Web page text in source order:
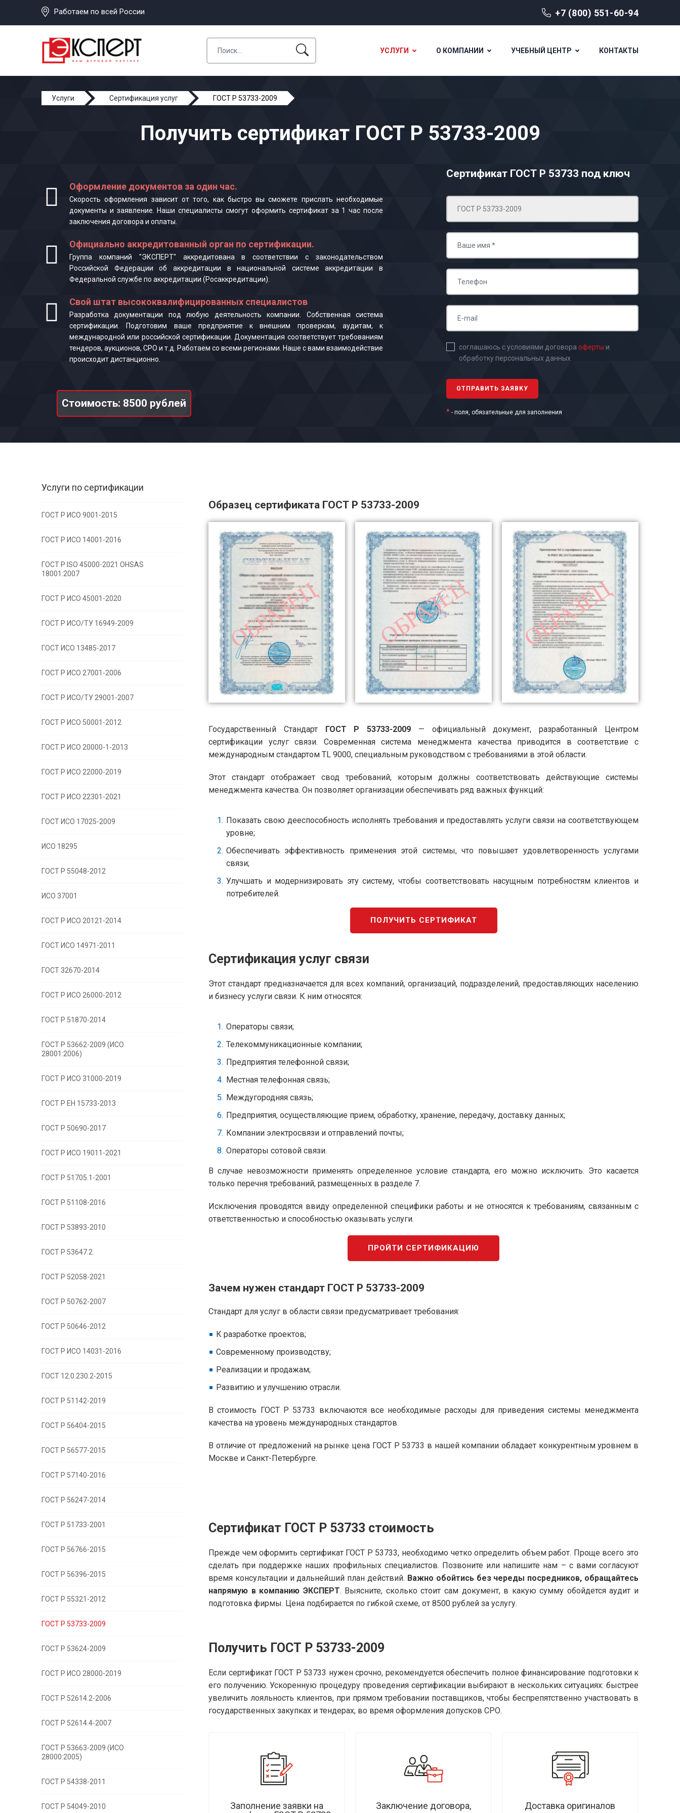
Работаем по всей России +7 (800) 551-60-94
УСЛУГИ О КОМПАНИИ УЧЕБНЫЙ ЦЕНТР КОНТАКТЫ
Услуги Сертификация услуг ГОСТ Р 53733-2009
Получить сертификат ГОСТ Р 53733-2009
Оформление документов за один час.
Скорость оформления зависит от того, как быстро вы сможете прислать необходимые
документы и заявление. Наши специалисты смогут оформить сертификат за 1 час после
заключения договора и оплаты.
Официально аккредитованный орган по сертификации.
Группа компаний "ЭКСПЕРТ" аккредитована в соответствии с законодательством
Российской Федерации об аккредитации в национальной системе аккредитации в
Федеральной службе по аккредитации (Росаккредитации).
Свой штат высококвалифицированных специалистов
Разработка документации под любую деятельность компании. Собственная система
сертификации. Подготовим ваше предприятие к внешним проверкам, аудитам, к
международной или российской сертификации. Документация соответствует требованиям
тендеров, аукционов, СРО и т.д. Работаем со всеми регионами. Наше с вами взаимодействие
происходит дистанционно.
Стоимость: 8500 рублей
Сертификат ГОСТ Р 53733 под ключ
соглашаюсь с условиями договора оферты и
обработку персональных данных
* - поля, обязательные для заполнения
Услуги по сертификации
ГОСТ Р ИСО 9001-2015
ГОСТ Р ИСО 14001-2016
ГОСТ Р ISO 45000-2021 OHSAS
18001:2007
ГОСТ Р ИСО 45001-2020
ГОСТ Р ИСО/ТУ 16949-2009
ГОСТ ИСО 13485-2017
ГОСТ Р ИСО 27001-2006
ГОСТ Р ИСО/ТУ 29001-2007
ГОСТ Р ИСО 50001-2012
ГОСТ Р ИСО 20000-1-2013
ГОСТ Р ИСО 22000-2019
ГОСТ Р ИСО 22301-2021
ГОСТ ИСО 17025-2009
ИСО 18295
ГОСТ Р 55048-2012
ИСО 37001
ГОСТ Р ИСО 20121-2014
ГОСТ ИСО 14971-2011
ГОСТ 32670-2014
ГОСТ Р ИСО 26000-2012
ГОСТ Р 51870-2014
ГОСТ Р 53662-2009 (ИСО
28001:2006)
ГОСТ Р ИСО 31000-2019
ГОСТ Р EH 15733-2013
ГОСТ Р 50690-2017
ГОСТ Р ИСО 19011-2021
ГОСТ Р 51705.1-2001
ГОСТ Р 51108-2016
ГОСТ Р 53893-2010
ГОСТ Р 53647.2
ГОСТ Р 52058-2021
ГОСТ Р 50762-2007
ГОСТ Р 50646-2012
ГОСТ Р ИСО 14031-2016
ГОСТ 12.0.230.2-2015
ГОСТ Р 51142-2019
ГОСТ Р 56404-2015
ГОСТ Р 56577-2015
ГОСТ Р 57140-2016
ГОСТ Р 56247-2014
ГОСТ Р 51733-2001
ГОСТ Р 56766-2015
ГОСТ Р 56396-2015
ГОСТ Р 55321-2012
ГОСТ Р 53733-2009
ГОСТ Р 53624-2009
ГОСТ Р ИСО 28000-2019
ГОСТ Р 52614.2-2006
ГОСТ Р 52614.4-2007
ГОСТ Р 53663-2009 (ИСО
28000:2005)
ГОСТ Р 54338-2011
ГОСТ Р 54049-2010
Образец сертификата ГОСТ Р 53733-2009
Государственный Стандарт ГОСТ Р 53733-2009 — официальный документ, разработанный Центром
сертификации услуг связи. Современная система менеджмента качества приводится в соответствие с
международным стандартом TL 9000, специальным руководством с требованиями в этой области.
Этот стандарт отображает свод требований, которым должны соответствовать действующие системы
менеджмента качества. Он позволяет организации обеспечивать ряд важных функций:
Показать свою дееспособность исполнять требования и предоставлять услуги связи на соответствующем
уровне;
Обеспечивать эффективность применения этой системы, что повышает удовлетворенность услугами
связи;
Улучшать и модернизировать эту систему, чтобы соответствовать насущным потребностям клиентов и
потребителей.
ПОЛУЧИТЬ СЕРТИФИКАТ
Сертификация услуг связи
Этот стандарт предназначается для всех компаний, организаций, подразделений, предоставляющих населению
и бизнесу услуги связи. К ним относятся:
Операторы связи;
Телекоммуникационные компании;
Предприятия телефонной связи;
Местная телефонная связь;
Междугородняя связь;
Предприятия, осуществляющие прием, обработку, хранение, передачу, доставку данных;
Компании электросвязи и отправлений почты;
Операторы сотовой связи.
В случае невозможности применять определенное условие стандарта, его можно исключить. Это касается
только перечня требований, размещенных в разделе 7.
Исключения проводятся ввиду определенной специфики работы и не относятся к требованиям, связанным с
ответственностью и способностью оказывать услуги.
ПРОЙТИ СЕРТИФИКАЦИЮ
Зачем нужен стандарт ГОСТ Р 53733-2009
Стандарт для услуг в области связи предусматривает требования:
К разработке проектов;
Современному производству;
Реализации и продажам;
Развитию и улучшению отрасли.
В стоимость ГОСТ Р 53733 включаются все необходимые расходы для приведения системы менеджмента
качества на уровень международных стандартов.
В отличие от предложений на рынке цена ГОСТ Р 53733 в нашей компании обладает конкурентным уровнем в
Москве и Санкт-Петербурге.
Сертификат ГОСТ Р 53733 стоимость
Прежде чем оформить сертификат ГОСТ Р 53733, необходимо четко определить объем работ. Проще всего это
сделать при поддержке наших профильных специалистов. Позвоните или напишите нам – с вами согласуют
время консультации и дальнейший план действий. Важно обойтись без череды посредников, обращайтесь
напрямую в компанию ЭКСПЕРТ. Выясните, сколько стоит сам документ, в какую сумму обойдется аудит и
подготовка фирмы. Цена подбирается по гибкой схеме, от 8500 рублей за услугу.
Получить ГОСТ Р 53733-2009
Если сертификат ГОСТ Р 53733 нужен срочно, рекомендуется обеспечить полное финансирование подготовки к
его получению. Ускоренную процедуру проведения сертификации выбирают в нескольких ситуациях: быстрее
увеличить лояльность клиентов, при прямом требовании поставщиков, чтобы беспрепятственно участвовать в
государственных закупках и тендерах, во время оформления допусков СРО.
Заполнение заявки на
Заключение договора,
Доставка оригиналов